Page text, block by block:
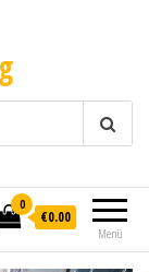
Menü
0
€0.00